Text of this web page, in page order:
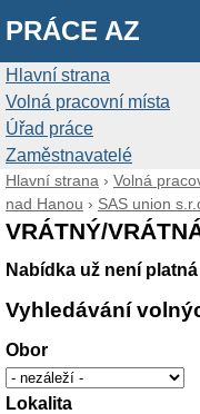
PRÁCE AZ
Hlavní strana
Volná pracovní místa
Úřad práce
Zaměstnavatelé
Hlavní strana › Volná
nad Hanou › SAS union
VRÁTNÝ/
Nabídka už není platná
Vyhledávání
Obor
Lokalita